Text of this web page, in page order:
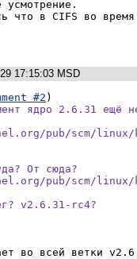
что в CIFS во
17:15:03 MSD
#2
ядро 2.6.31 ещё
pub/scm/
От сюда?
pub/scm/
v2.6.31-rc4?
во всей ветки